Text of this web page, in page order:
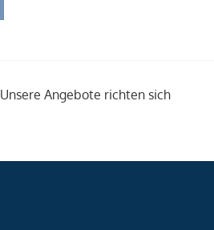
Unsere Angebote richten sich